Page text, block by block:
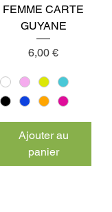
FEMME CARTE
GUYANE
Prix
6,00 €
Ajouter au
panier